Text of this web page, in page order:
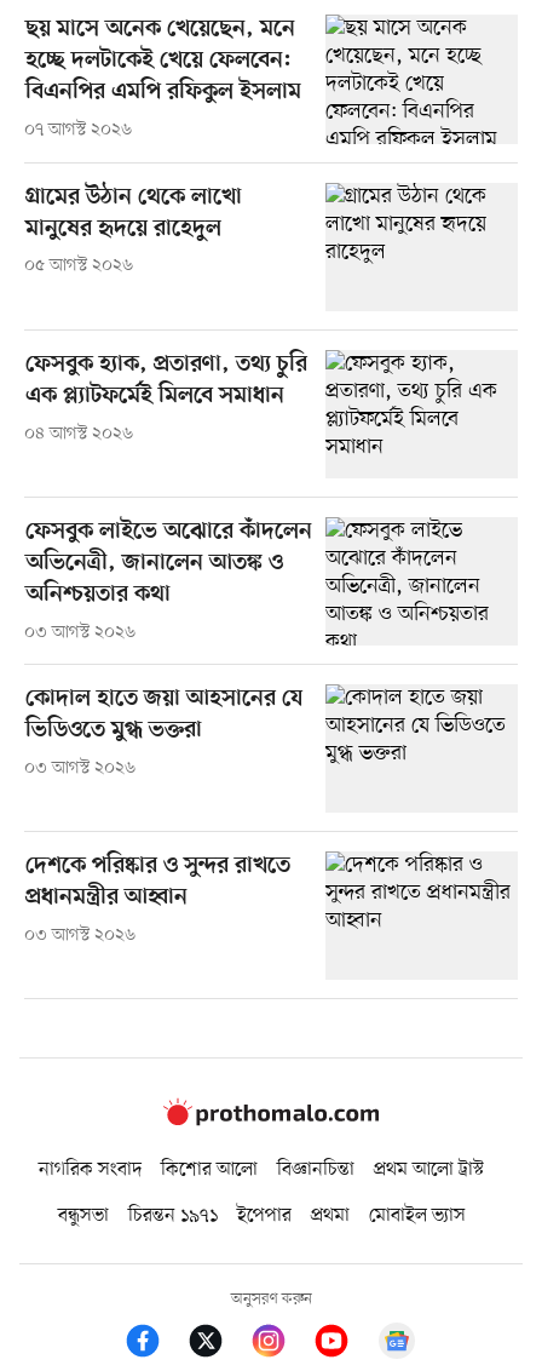
ছয় মাসে অনেক খেয়েছেন, মনে
হচ্ছে দলটাকেই খেয়ে ফেলবেন:
বিএনপির এমপি রফিকুল ইসলাম
০৭ আগস্ট ২০২৬
গ্রামের উঠান থেকে লাখো
মানুষের হৃদয়ে রাহেদুল
০৫ আগস্ট ২০২৬
ফেসবুক হ্যাক, প্রতারণা, তথ্য চুরি
এক প্ল্যাটফর্মেই মিলবে সমাধান
০৪ আগস্ট ২০২৬
ফেসবুক লাইভে অঝোরে কাঁদলেন
অভিনেত্রী, জানালেন আতঙ্ক ও
অনিশ্চয়তার কথা
০৩ আগস্ট ২০২৬
কোদাল হাতে জয়া আহসানের যে
ভিডিওতে মুগ্ধ ভক্তরা
০৩ আগস্ট ২০২৬
দেশকে পরিষ্কার ও সুন্দর রাখতে
প্রধানমন্ত্রীর আহ্বান
০৩ আগস্ট ২০২৬
নাগরিক সংবাদ কিশোর আলো বিজ্ঞানচিন্তা
প্রথম আলো ট্রাস্ট
বন্ধুসভা
চিরন্তন ১৯৭১ ইপেপার প্রথমা মোবাইল ভ্যাস
অনুসরণ করুন